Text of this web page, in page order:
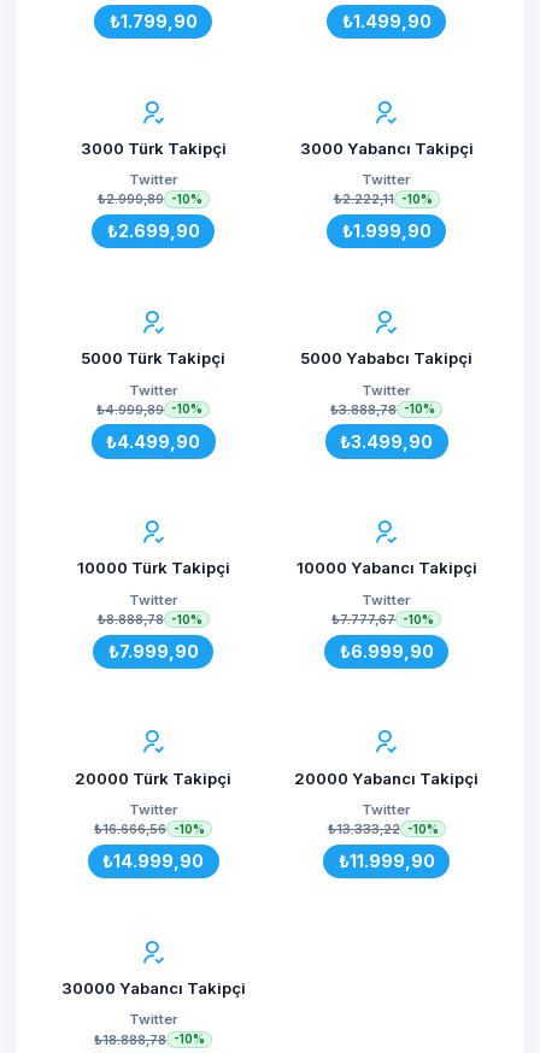
₺1.799,90 ₺1.499,90
3000 Türk Takipçi
Twitter
₺2.999,89
-10%
₺2.699,90
3000 Yabancı Takipçi
Twitter
₺2.222,11
-10%
₺1.999,90
5000 Türk Takipçi
Twitter
₺4.999,89 -10%
₺4.499,90
5000 Yababcı Takipçi
Twitter
₺3.888,78 -10%
₺3.499,90
10000 Türk Takipçi
Twitter
₺8.888,78
-10%
₺7.999,90
10000 Yabancı Takipçi
Twitter
₺7.777,67 -10%
₺6.999,90
20000 Türk Takipçi
Twitter
₺16.666,56 -10%
₺14.999,90
20000 Yabancı Takipçi
Twitter
₺13.333,22
-10%
₺11.999,90
30000 Yabancı Takipçi
Twitter
₺18.888,78 -10%